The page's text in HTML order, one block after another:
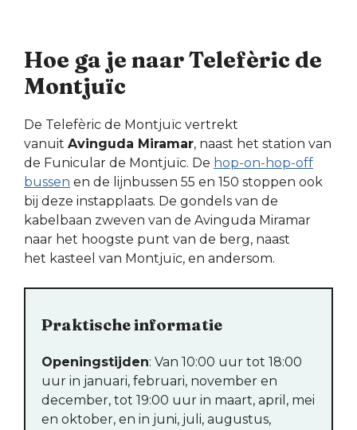
Hoe ga je naar Telefèric de
Montjuïc
De Telefèric de Montjuïc vertrekt
vanuit Avinguda Miramar, naast het station van
de Funicular de Montjuïc. De hop-on-hop-off
bussen en de lijnbussen 55 en 150 stoppen ook
bij deze instapplaats. De gondels van de
kabelbaan zweven van de Avinguda Miramar
naar het hoogste punt van de berg, naast
het kasteel van Montjuïc, en andersom.
Praktische informatie
Openingstijden: Van 10:00 uur tot 18:00
uur in januari, februari, november en
december, tot 19:00 uur in maart, april, mei
en oktober, en in juni, juli, augustus,